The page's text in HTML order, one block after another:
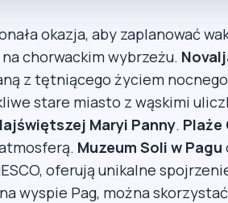
okazja, aby zaplanować
chorwackim wybrzeżu.
z tętniącego życiem
stare miasto z wąskimi
Maryi Panny. Plaże
Muzeum Soli w Pagu
oferują unikalne
wyspie Pag, można